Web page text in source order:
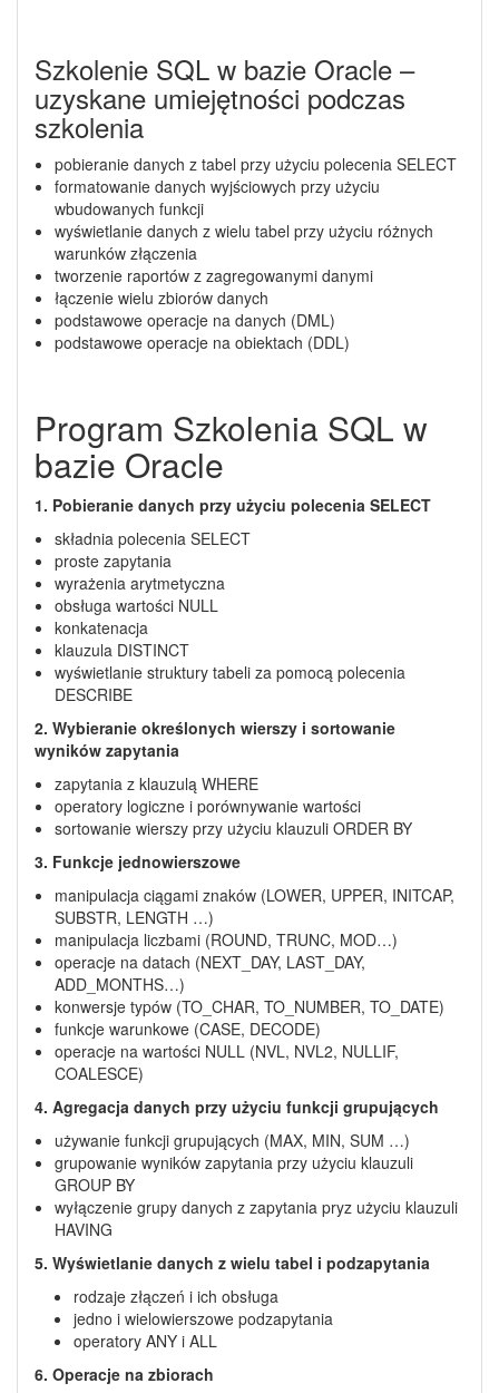
Szkolenie SQL w bazie Oracle –
uzyskane umiejętności podczas
szkolenia
pobieranie danych z tabel przy użyciu polecenia SELECT
formatowanie danych wyjściowych przy użyciu
wbudowanych funkcji
wyświetlanie danych z wielu tabel przy użyciu różnych
warunków złączenia
tworzenie raportów z zagregowanymi danymi
łączenie wielu zbiorów danych
podstawowe operacje na danych (DML)
podstawowe operacje na obiektach (DDL)
Program Szkolenia SQL w
bazie Oracle
1. Pobieranie danych przy użyciu polecenia SELECT
składnia polecenia SELECT
proste zapytania
wyrażenia arytmetyczna
obsługa wartości NULL
konkatenacja
klauzula DISTINCT
wyświetlanie struktury tabeli za pomocą polecenia
DESCRIBE
2. Wybieranie określonych wierszy i sortowanie
wyników zapytania
zapytania z klauzulą WHERE
operatory logiczne i porównywanie wartości
sortowanie wierszy przy użyciu klauzuli ORDER BY
3. Funkcje jednowierszowe
manipulacja ciągami znaków (LOWER, UPPER, INITCAP,
SUBSTR, LENGTH …)
manipulacja liczbami (ROUND, TRUNC, MOD…)
operacje na datach (NEXT_DAY, LAST_DAY,
ADD_MONTHS…)
konwersje typów (TO_CHAR, TO_NUMBER, TO_DATE)
funkcje warunkowe (CASE, DECODE)
operacje na wartości NULL (NVL, NVL2, NULLIF,
COALESCE)
4. Agregacja danych przy użyciu funkcji grupujących
używanie funkcji grupujących (MAX, MIN, SUM …)
grupowanie wyników zapytania przy użyciu klauzuli
GROUP BY
wyłączenie grupy danych z zapytania pryz użyciu klauzuli
HAVING
5. Wyświetlanie danych z wielu tabel i podzapytania
rodzaje złączeń i ich obsługa
jedno i wielowierszowe podzapytania
operatory ANY i ALL
6. Operacje na zbiorach